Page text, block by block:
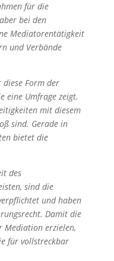
für die
bei den
Mediatorentätigkeit
und Verbände
diese Form der
eine Umfrage zeigt.
mit diesem
sind. Gerade in
bietet die
des
sind die
und haben
Damit die
Mediation erzielen,
für vollstreckbar